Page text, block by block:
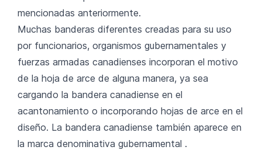
mencionadas anteriormente.
Muchas banderas diferentes creadas para su uso
por funcionarios, organismos gubernamentales y
fuerzas armadas canadienses incorporan el motivo
de la hoja de arce de alguna manera, ya sea
cargando la bandera canadiense en el
acantonamiento o incorporando hojas de arce en el
diseño. La bandera canadiense también aparece en
la marca denominativa gubernamental .